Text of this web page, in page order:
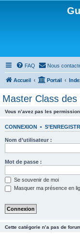
FAQ Nous
Accueil Portail
Master Class
Vous n’avez pas les
CONNEXION •
Nom d’utilisateur :
Mot de passe :
Se souvenir de moi
Masquer ma présence en
Cette catégorie n’a pas de